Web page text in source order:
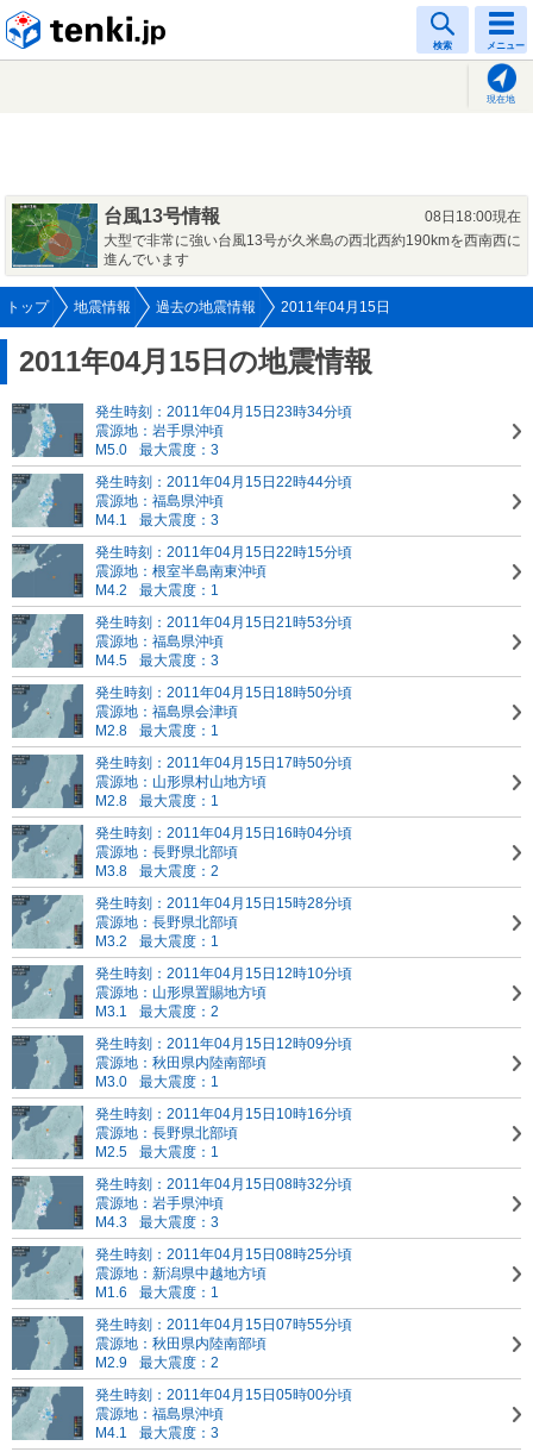
検索 メニュー
現在地
台風13号情報
08日18:00現在
大型で非常に強い台風13号が久米島の西北西約190kmを西南西に
進んでいます
トップ 地震情報 過去の地震情報 2011年04月15日
2011年04月15日の地震情報
発生時刻：2011年04月15日23時34分頃
震源地：岩手県沖頃
M5.0
最大震度：3
発生時刻：2011年04月15日22時44分頃
震源地：福島県沖頃
M4.1
最大震度：3
発生時刻：2011年04月15日22時15分頃
震源地：根室半島南東沖頃
M4.2
最大震度：1
発生時刻：2011年04月15日21時53分頃
震源地：福島県沖頃
M4.5
最大震度：3
発生時刻：2011年04月15日18時50分頃
震源地：福島県会津頃
M2.8
最大震度：1
発生時刻：2011年04月15日17時50分頃
震源地：山形県村山地方頃
M2.8
最大震度：1
発生時刻：2011年04月15日16時04分頃
震源地：長野県北部頃
M3.8
最大震度：2
発生時刻：2011年04月15日15時28分頃
震源地：長野県北部頃
M3.2
最大震度：1
発生時刻：2011年04月15日12時10分頃
震源地：山形県置賜地方頃
M3.1
最大震度：2
発生時刻：2011年04月15日12時09分頃
震源地：秋田県内陸南部頃
M3.0
最大震度：1
発生時刻：2011年04月15日10時16分頃
震源地：長野県北部頃
M2.5
最大震度：1
発生時刻：2011年04月15日08時32分頃
震源地：岩手県沖頃
M4.3
最大震度：3
発生時刻：2011年04月15日08時25分頃
震源地：新潟県中越地方頃
M1.6
最大震度：1
発生時刻：2011年04月15日07時55分頃
震源地：秋田県内陸南部頃
M2.9
最大震度：2
発生時刻：2011年04月15日05時00分頃
震源地：福島県沖頃
M4.1
最大震度：3